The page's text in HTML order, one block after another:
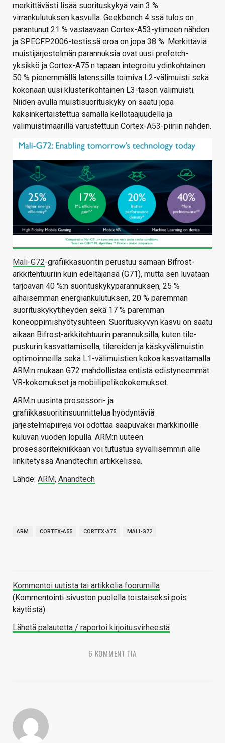
merkittävästi lisää suorituskykyä vain 3 %
virrankulutuksen kasvulla. Geekbench 4:ssä tulos on
parantunut 21 % vastaavaan Cortex-A53-ytimeen nähden
ja SPECFP2006-testissä eroa on jopa 38 %. Merkittäviä
muistijärjestelmän parannuksia ovat uusi prefetch-
yksikkö ja Cortex-A75:n tapaan integroitu ydinkohtainen
50 % pienemmällä latenssilla toimiva L2-välimuisti sekä
kokonaan uusi klusterikohtainen L3-tason välimuisti.
Niiden avulla muistisuorituskyky on saatu jopa
kaksinkertaistettua samalla kellotaajuudella ja
välimuistimäärillä varustettuun Cortex-A53-piiriin nähden.
Mali-G72-grafiikkasuoritin perustuu samaan Bifrost-
arkkitehtuuriin kuin edeltäjänsä (G71), mutta sen luvataan
tarjoavan 40 %:n suorituskykyparannuksen, 25 %
alhaisemman energiankulutuksen, 20 % paremman
suorituskykytiheyden sekä 17 % paremman
koneoppimishyötysuhteen. Suorituskyvyn kasvu on saatu
aikaan Bifrost-arkkitehtuurin parannuksilla, kuten tile-
puskurin kasvattamisella, tilereiden ja käskyvälimuistin
optimoinneilla sekä L1-välimuistien kokoa kasvattamalla.
ARM:n mukaan G72 mahdollistaa entistä edistyneemmät
VR-kokemukset ja mobiilipelikokokemukset.
ARM:n uusinta prosessori- ja
grafiikkasuoritinsuunnittelua hyödyntäviä
järjestelmäpiirejä voi odottaa saapuvaksi markkinoille
kuluvan vuoden lopulla. ARM:n uuteen
prosessoritekniikkaan voi tutustua syvällisemmin alle
linkitetyssä Anandtechin artikkelissa.
Lähde: ARM, Anandtech
ARM CORTEX-A55 CORTEX-A75 MALI-G72
Kommentoi uutista tai artikkelia foorumilla
(Kommentointi sivuston puolella toistaiseksi pois
käytöstä)
Lähetä palautetta / raportoi kirjoitusvirheestä
6 KOMMENTTIA